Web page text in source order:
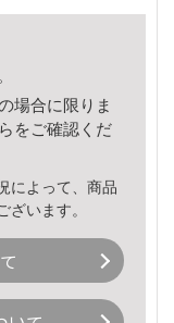
場合に限りま
をご確認くだ
によって、商品
ざいます。